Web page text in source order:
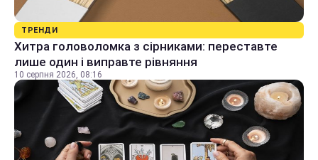
ТРЕНДИ
Хитра головоломка з сірниками: переставте
лише один і виправте рівняння
10 серпня 2026, 08:16